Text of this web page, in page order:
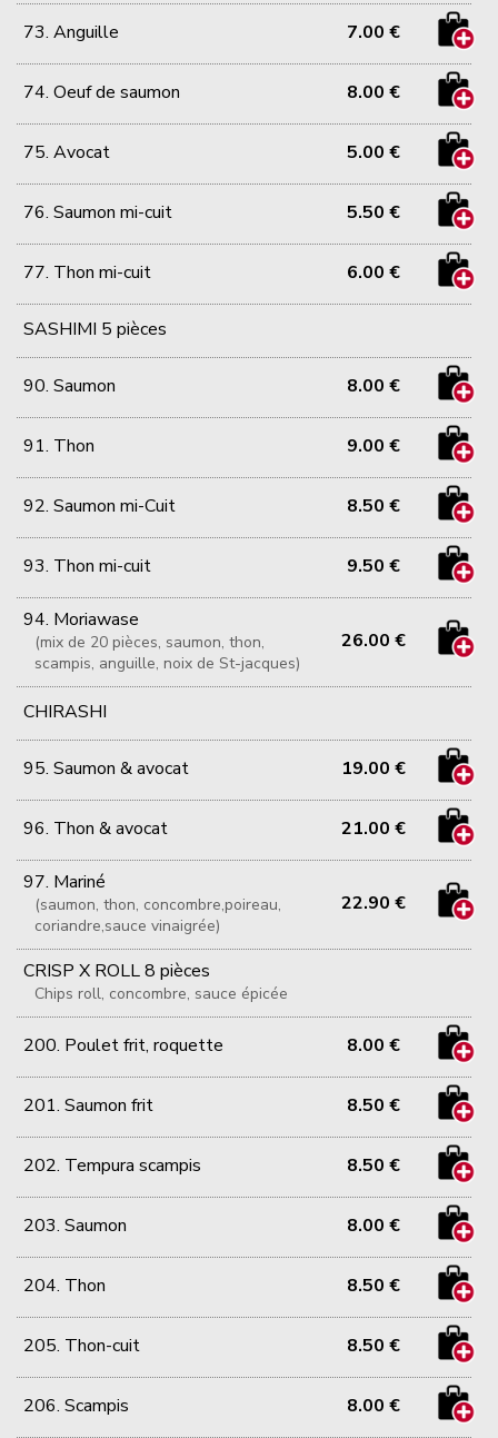
73. Anguille 7.00 €
74. Oeuf de saumon 8.00 €
75. Avocat 5.00 €
76. Saumon mi-cuit 5.50 €
77. Thon mi-cuit 6.00 €
SASHIMI 5 pièces
90. Saumon 8.00 €
91. Thon 9.00 €
92. Saumon mi-Cuit 8.50 €
93. Thon mi-cuit 9.50 €
94. Moriawase
(mix de 20 pièces, saumon, thon,
scampis, anguille, noix de St-jacques)
26.00 €
CHIRASHI
95. Saumon & avocat 19.00 €
96. Thon & avocat 21.00 €
97. Mariné
(saumon, thon, concombre,poireau,
coriandre,sauce vinaigrée)
22.90 €
CRISP X ROLL 8 pièces
Chips roll, concombre, sauce épicée
200. Poulet frit, roquette 8.00 €
201. Saumon frit 8.50 €
202. Tempura scampis 8.50 €
203. Saumon 8.00 €
204. Thon 8.50 €
205. Thon-cuit 8.50 €
206. Scampis 8.00 €